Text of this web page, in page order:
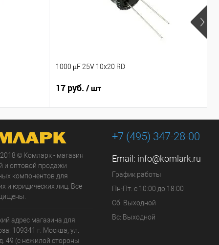
1000 µF 25V 10x20 RD
17 руб. / шт
© Комларк - магазин
и оптовой продажи
компонентов для
и юридических лиц. Все
адрес магазина для
109341 г. Москва, ул.
49 (с нежилой стороны
+7 (495) 347-28-00
Email: info@komlark.ru
График работы
Пн-Пт: с 10:00 до 18:00
Сб: Выходной
Вс: Выходной